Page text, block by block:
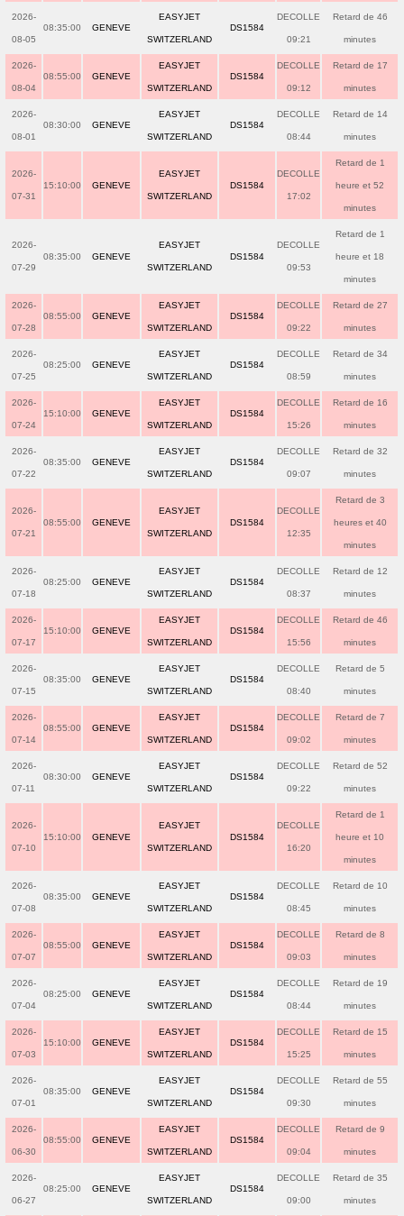
2026-
08-05
08:35:00 GENEVE
EASYJET
SWITZERLAND
DS1584
DECOLLE
09:21
Retard de 46
minutes
2026-
08-04
08:55:00 GENEVE
EASYJET
SWITZERLAND
DS1584
DECOLLE
09:12
Retard de 17
minutes
2026-
08-01
08:30:00 GENEVE
EASYJET
SWITZERLAND
DS1584
DECOLLE
08:44
Retard de 14
minutes
2026-
07-31
15:10:00 GENEVE
EASYJET
SWITZERLAND
DS1584
DECOLLE
17:02
Retard de 1
heure et 52
minutes
2026-
07-29
08:35:00 GENEVE
EASYJET
SWITZERLAND
DS1584
DECOLLE
09:53
Retard de 1
heure et 18
minutes
2026-
07-28
08:55:00 GENEVE
EASYJET
SWITZERLAND
DS1584
DECOLLE
09:22
Retard de 27
minutes
2026-
07-25
08:25:00 GENEVE
EASYJET
SWITZERLAND
DS1584
DECOLLE
08:59
Retard de 34
minutes
2026-
07-24
15:10:00 GENEVE
EASYJET
SWITZERLAND
DS1584
DECOLLE
15:26
Retard de 16
minutes
2026-
07-22
08:35:00 GENEVE
EASYJET
SWITZERLAND
DS1584
DECOLLE
09:07
Retard de 32
minutes
2026-
07-21
08:55:00 GENEVE
EASYJET
SWITZERLAND
DS1584
DECOLLE
12:35
Retard de 3
heures et 40
minutes
2026-
07-18
08:25:00 GENEVE
EASYJET
SWITZERLAND
DS1584
DECOLLE
08:37
Retard de 12
minutes
2026-
07-17
15:10:00 GENEVE
EASYJET
SWITZERLAND
DS1584
DECOLLE
15:56
Retard de 46
minutes
2026-
07-15
08:35:00 GENEVE
EASYJET
SWITZERLAND
DS1584
DECOLLE
08:40
Retard de 5
minutes
2026-
07-14
08:55:00 GENEVE
EASYJET
SWITZERLAND
DS1584
DECOLLE
09:02
Retard de 7
minutes
2026-
07-11
08:30:00 GENEVE
EASYJET
SWITZERLAND
DS1584
DECOLLE
09:22
Retard de 52
minutes
2026-
07-10
15:10:00 GENEVE
EASYJET
SWITZERLAND
DS1584
DECOLLE
16:20
Retard de 1
heure et 10
minutes
2026-
07-08
08:35:00 GENEVE
EASYJET
SWITZERLAND
DS1584
DECOLLE
08:45
Retard de 10
minutes
2026-
07-07
08:55:00 GENEVE
EASYJET
SWITZERLAND
DS1584
DECOLLE
09:03
Retard de 8
minutes
2026-
07-04
08:25:00 GENEVE
EASYJET
SWITZERLAND
DS1584
DECOLLE
08:44
Retard de 19
minutes
2026-
07-03
15:10:00 GENEVE
EASYJET
SWITZERLAND
DS1584
DECOLLE
15:25
Retard de 15
minutes
2026-
07-01
08:35:00 GENEVE
EASYJET
SWITZERLAND
DS1584
DECOLLE
09:30
Retard de 55
minutes
2026-
06-30
08:55:00 GENEVE
EASYJET
SWITZERLAND
DS1584
DECOLLE
09:04
Retard de 9
minutes
2026-
06-27
08:25:00 GENEVE
EASYJET
SWITZERLAND
DS1584
DECOLLE
09:00
Retard de 35
minutes